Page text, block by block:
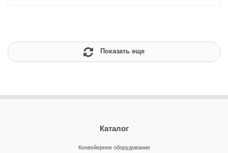
Показать еще
Каталог
Конвейерное оборудование